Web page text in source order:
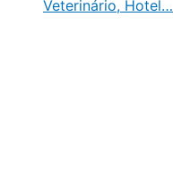
Veterinário, Hotel…